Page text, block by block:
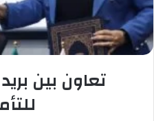
تعاون بين